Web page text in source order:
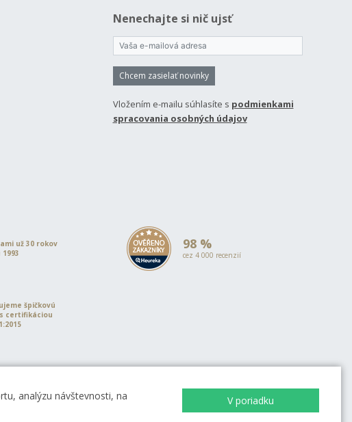
Nenechajte si nič ujsť
Chcem zasielať novinky
Vložením e-mailu súhlasíte s podmienkami
spracovania osobných údajov
už 30 rokov
98 %
cez 4 000 recenzií
špičkovú
certifikáciou
analýzu návštevnosti, na
V poriadku